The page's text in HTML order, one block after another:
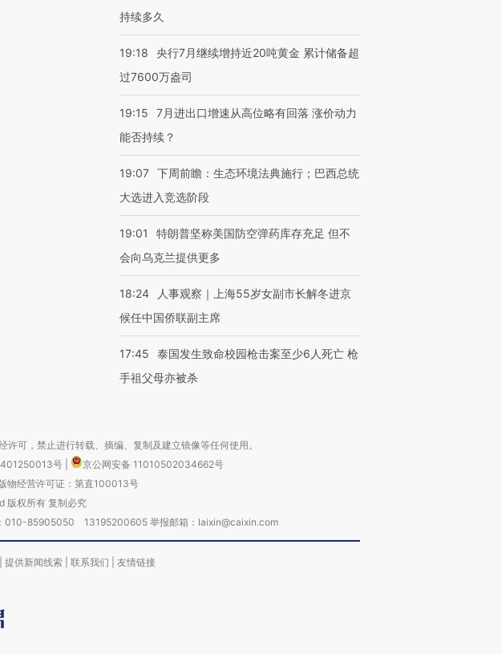
持续多久
19:18
央行7月继续增持近20吨黄金 累计储备超
过7600万盎司
19:15
7月进出口增速从高位略有回落 涨价动力
能否持续？
19:07 下周前瞻：生态环境法典施行；巴西总统
大选进入竞选阶段
19:01
特朗普坚称美国防空弹药库存充足 但不
会向乌克兰提供更多
18:24
人事观察｜上海55岁女副市长解冬进京
候任中国侨联副主席
17:45
泰国发生致命校园枪击案至少6人死亡 枪
手祖父母亦被杀
可，禁止进行转载、摘编、复制及建立镜像等任何使用。
号
京公网安备 11010502034662号
物经营许可证：第直100013号
版权所有 复制必究
010-85905050 13195200605 举报邮箱：laixin@caixin.com
提供新闻线索 联系我们 友情链接